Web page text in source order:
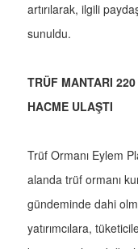
artırılarak, ilgili
sunuldu.
TRÜF MANTARI
HACME ULAŞTI
Trüf Ormanı Eylem
alanda trüf ormanı
gündeminde dahi
yatırımcılara,